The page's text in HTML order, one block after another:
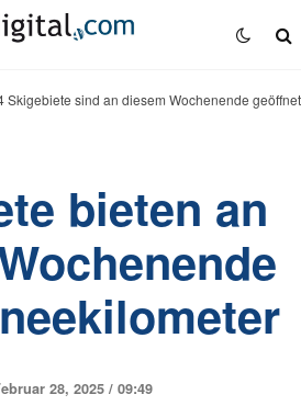
Skigebiete sind an diesem Wochenende geöffnet
bieten an
28, 2025 / 09:49